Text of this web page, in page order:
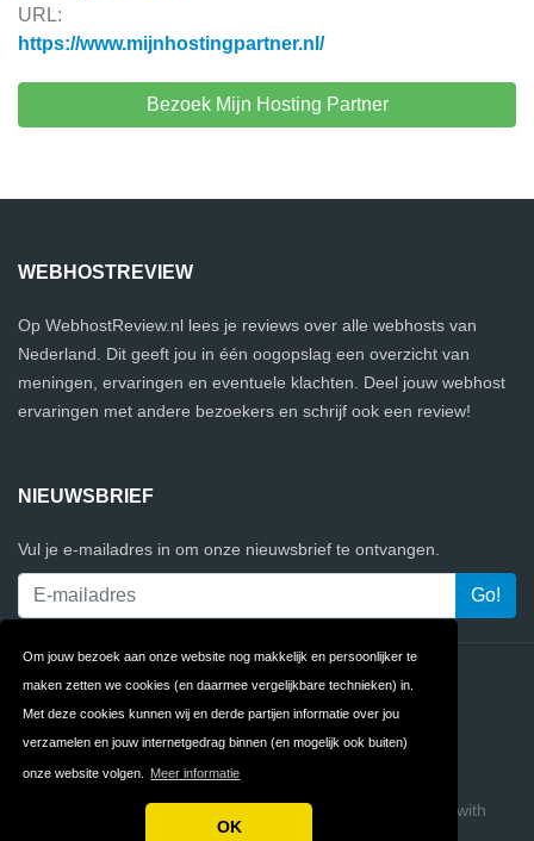
Om jouw bezoek aan onze website nog makkelijk en persoonlijker te
maken zetten we cookies (en daarmee vergelijkbare technieken) in.
Met deze cookies kunnen wij en derde partijen informatie over jou
verzamelen en jouw internetgedrag binnen (en mogelijk ook buiten)
onze website volgen. Meer informatie
OK
URL:
https://www.mijnhostingpartner.nl/
Bezoek Mijn Hosting Partner
WEBHOSTREVIEW
Op WebhostReview.nl lees je reviews over alle webhosts van
Nederland. Dit geeft jou in één oogopslag een overzicht van
meningen, ervaringen en eventuele klachten. Deel jouw webhost
ervaringen met andere bezoekers en schrijf ook een review!
NIEUWSBRIEF
Vul je e-mailadres in om onze nieuwsbrief te ontvangen.
Contact Privacy
Algemene FAQ
Copyright © 2026 WebhostReview
Build review sites with